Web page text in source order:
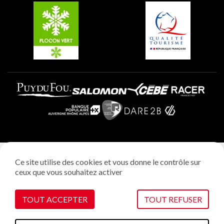
Plagne Villages
Plagne Aime 2000
Gestion des cookies
Ce site utilise des cookies et vous donne le contrôle sur
ceux que vous souhaitez activer
TOUT ACCEPTER TOUT REFUSER